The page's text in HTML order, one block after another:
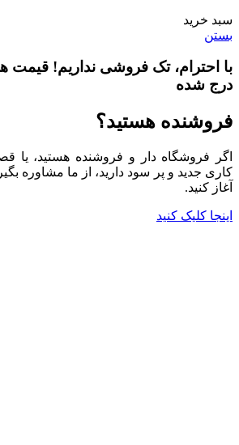
سبد خرید
بستن
با احترام، تک فروشی نداریم! قیمت
درج شده
فروشنده هستید؟
اگر فروشگاه دار و فروشنده هستید، یا
کاری جدید و پر سود دارید، از ما مشاوره
آغاز کنید.
اینجا کلیک کنید